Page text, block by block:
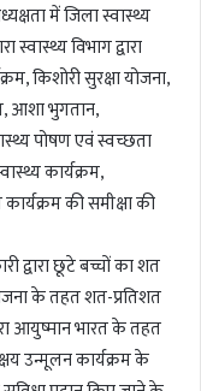
में जिला स्वास्थ्य
विभाग द्वारा
किशोरी सुरक्षा योजना,
आशा भुगतान,
पोषण एवं स्वच्छता
कार्यक्रम,
की समीक्षा की
द्वारा छूटे बच्चों का शत
के तहत शत-प्रतिशत
आयुष्मान भारत के तहत
उन्मूलन कार्यक्रम के